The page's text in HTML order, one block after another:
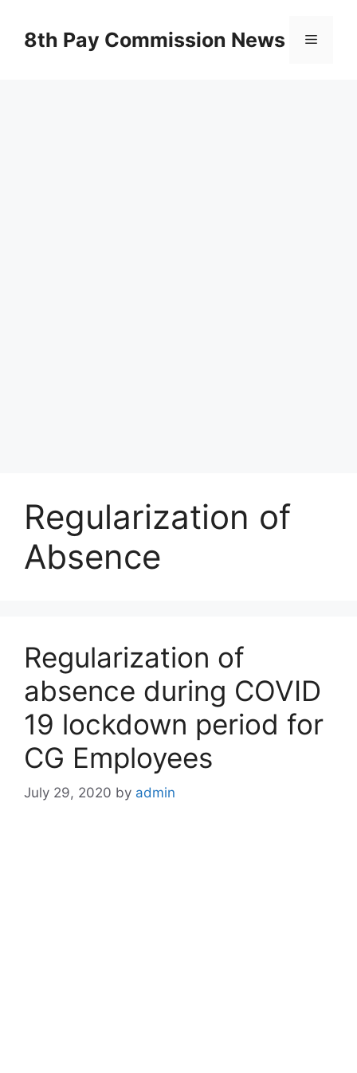
content8th Pay Commission News Menu
Regularization of
Absence
Regularization of
absence during COVID
19 lockdown period for
CG Employees
July 29, 2020 by admin